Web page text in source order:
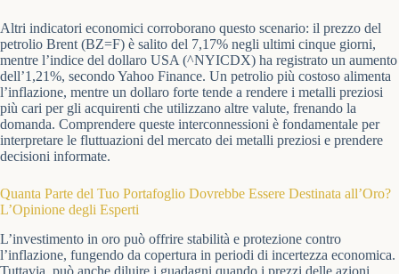
Altri indicatori economici corroborano questo scenario: il prezzo del
petrolio Brent (BZ=F) è salito del 7,17% negli ultimi cinque giorni,
mentre l’indice del dollaro USA (^NYICDX) ha registrato un aumento
dell’1,21%, secondo Yahoo Finance. Un petrolio più costoso alimenta
l’inflazione, mentre un dollaro forte tende a rendere i metalli preziosi
più cari per gli acquirenti che utilizzano altre valute, frenando la
domanda. Comprendere queste interconnessioni è fondamentale per
interpretare le fluttuazioni del mercato dei metalli preziosi e prendere
decisioni informate.
Quanta Parte del Tuo Portafoglio Dovrebbe Essere Destinata all’Oro?
L’Opinione degli Esperti
L’investimento in oro può offrire stabilità e protezione contro
l’inflazione, fungendo da copertura in periodi di incertezza economica.